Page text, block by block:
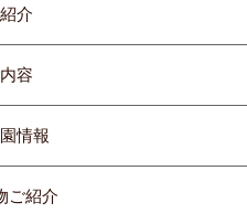
介
容
情報
ご紹介